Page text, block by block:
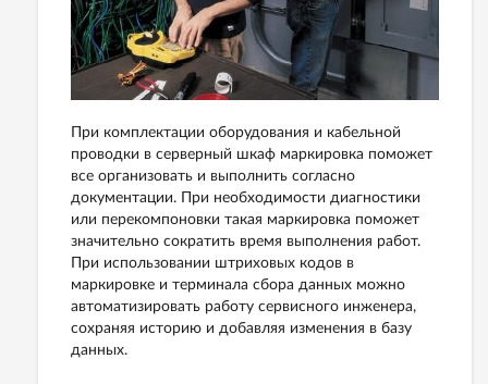
При комплектации оборудования и кабельной
проводки в серверный шкаф маркировка поможет
все организовать и выполнить согласно
документации. При необходимости диагностики
или перекомпоновки такая маркировка поможет
значительно сократить время выполнения работ.
При использовании штриховых кодов в
маркировке и терминала сбора данных можно
автоматизировать работу сервисного инженера,
сохраняя историю и добавляя изменения в базу
данных.